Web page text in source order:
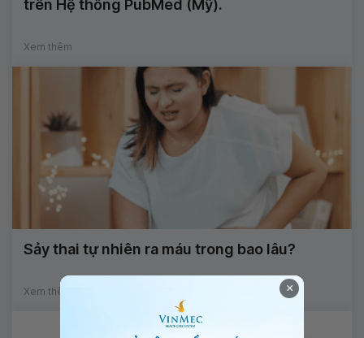
trên Hệ thống PubMed (Mỹ).
Xem thêm
Sảy thai tự nhiên ra máu trong bao lâu?
Xem thêm ×